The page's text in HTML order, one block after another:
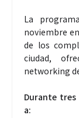
La
noviembre
de los
ciudad,
networking
Durante
a: